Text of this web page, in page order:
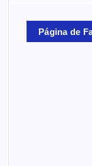
Página de